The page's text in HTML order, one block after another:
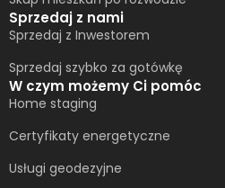
Sprzedaj z nami
Sprzedaj z Inwestorem
Sprzedaj szybko za gotówkę
W czym możemy Ci pomóc
Home staging
Certyfikaty energetyczne
Usługi geodezyjne